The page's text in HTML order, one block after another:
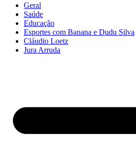
Geral
Saúde
Educação
Esportes com Banana e Dudu Silva
Cláudio Loetz
Jura Arruda